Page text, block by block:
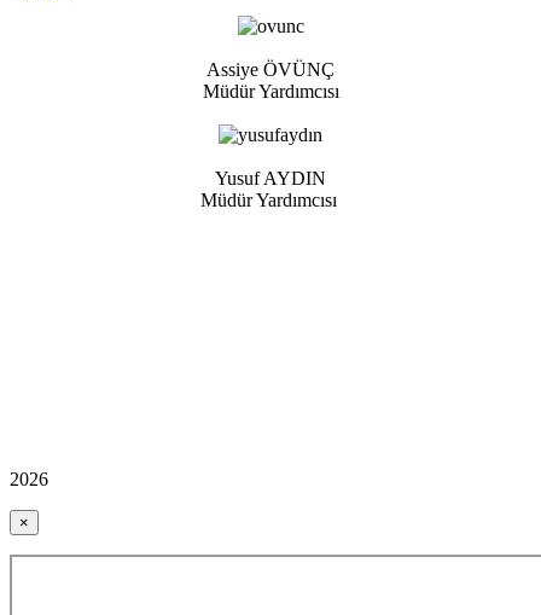
Assiye ÖVÜNÇ
Müdür Yardımcısı
Yusuf AYDIN
Müdür Yardımcısı
2026
×